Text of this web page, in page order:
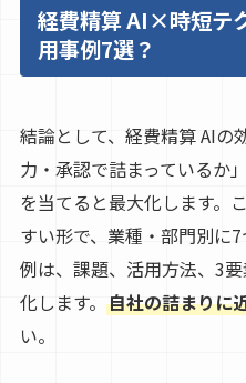
経費精算 AI×時短テ
用事例7選？
結論として、経費精算 AIの
力・承認で詰まっているか
を当てると最大化します。
すい形で、業種・部門別に
例は、課題、活用方法、3
化します。 自社の詰まりに
い。